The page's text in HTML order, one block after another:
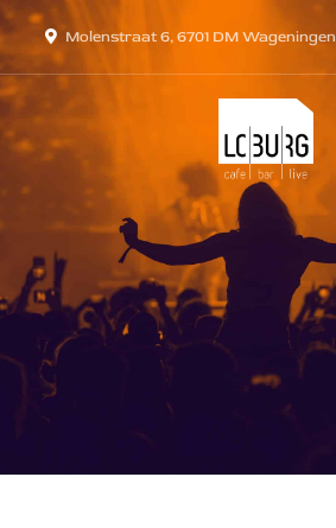
Molenstraat 6, 6701 DM Wageningen